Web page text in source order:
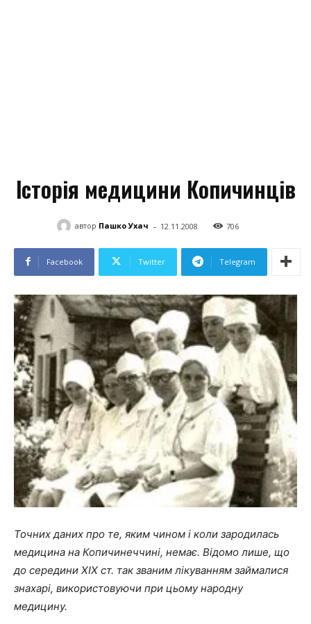
Історія медицини Копичинців
автор Пашко Ухач - 12.11.2008 706
Facebook Twitter Telegram
Точних даних про те, яким чином і коли зародилась
медицина на Копичинеччині, немає. Відомо лише, що
до середини XIX ст. так званим лікуванням займалися
знахарі, використовуючи при цьому народну
медицину.